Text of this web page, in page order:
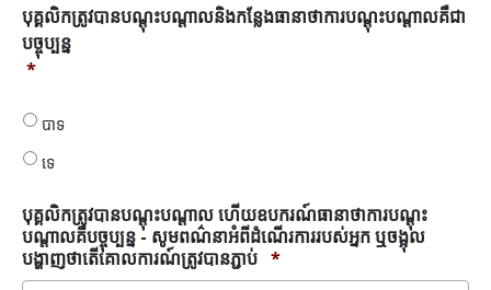
បុគ្គលិក​
ត្រូវ​
បាន​
និង​
កន្លែង​
ធានា​
ការ​
បណ្តុះ​
បណ្តាល​
គឺ​
បុគ្គលិក​ត្រូវ​បាន​បណ្តុះ​បណ្តាល​និង​កន្លែង​ធានា​ថា​ការ​បណ្តុះ​បណ្តាល​គឺ​ជា​
បច្ចុប្បន្ន
*
បាទ
ទេ
បុគ្គលិកត្រូវបានបណ្តុះបណ្តាល ហើយឧបករណ៍ធានាថាការបណ្តុះ
បណ្តាលគឺបច្ចុប្បន្ន - សូមពណ៌នាអំពីដំណើរការរបស់អ្នក ឬចង្អុល
បង្ហាញថាតើគោលការណ៍ត្រូវបានភ្ជាប់ *